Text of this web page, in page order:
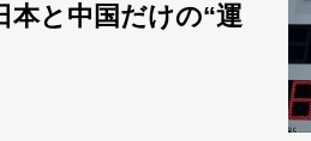
本と中国だけの“運